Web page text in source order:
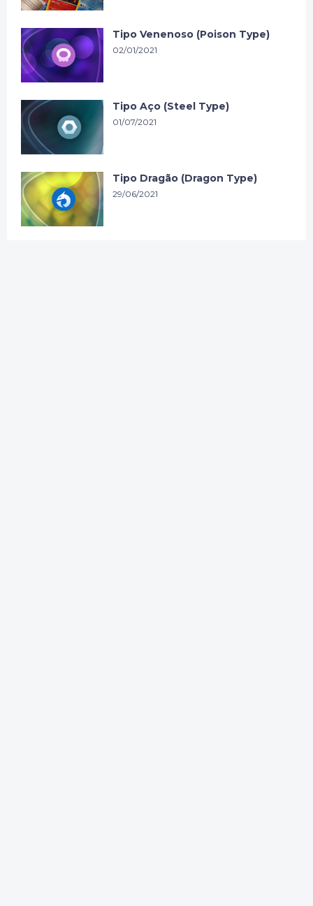
Tipo Venenoso (Poison Type)
02/01/2021
Tipo Aço (Steel Type)
01/07/2021
Tipo Dragão (Dragon Type)
29/06/2021